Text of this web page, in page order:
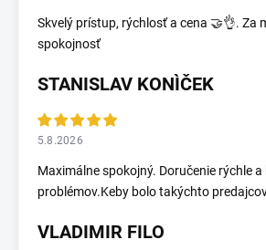
Skvelý prístup, rýchlosť a cena 🤝👌. Za
spokojnosť
STANISLAV KONÌČEK
5.8.2026
Maximálne spokojný. Doručenie rýchle a
problémov.Keby bolo takýchto
VLADIMIR FILO